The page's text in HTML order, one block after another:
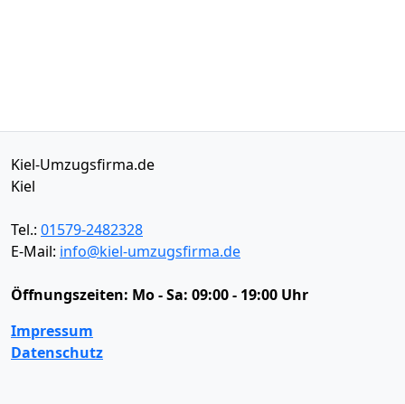
Kiel-Umzugsfirma.de
Kiel
Tel.: 01579-2482328
E-Mail: info@kiel-umzugsfirma.de
Öffnungszeiten: Mo - Sa: 09:00 - 19:00 Uhr
Impressum
Datenschutz